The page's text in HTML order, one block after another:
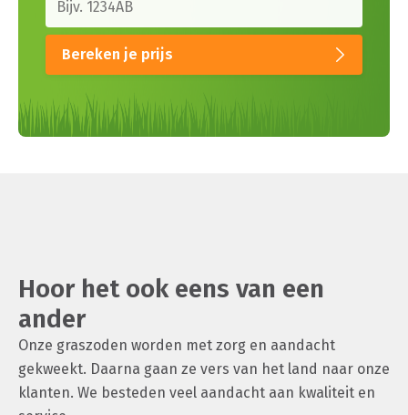
Bereken je prijs
Hoor het ook eens van een
ander
Onze graszoden worden met zorg en aandacht
gekweekt. Daarna gaan ze vers van het land naar onze
klanten. We besteden veel aandacht aan kwaliteit en